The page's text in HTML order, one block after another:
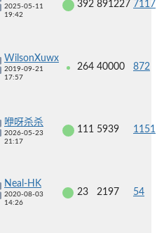
2025-05-11
19:42
392 891227 7117
WilsonXuwx
2019-09-21
17:57
264 40000 872
咿呀杀杀
2026-05-23
21:17
111 5939 1151
Neal-HK
2020-08-03
14:26
23 2197 54